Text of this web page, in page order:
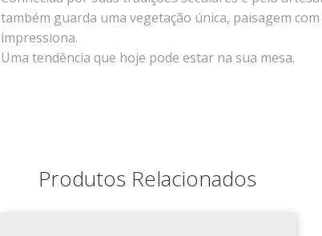
também guarda uma vegetação única, paisagem
impressiona.
Uma tendência que hoje pode estar na sua mesa.
Produtos Relacionados